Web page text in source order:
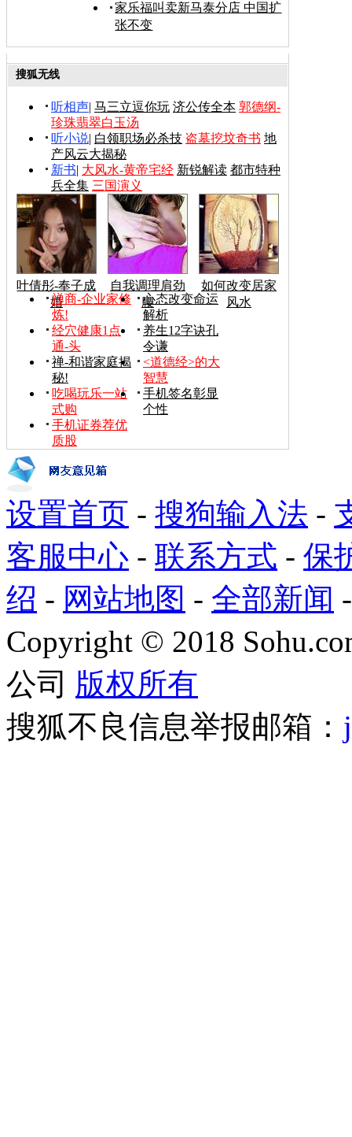
家乐福叫卖新马泰分店 中国扩
张不变
搜狐无线
听相声| 马三立逗你玩 济公传全本 郭德纲-
珍珠翡翠白玉汤
听小说| 白领职场必杀技 盗墓挖坟奇书 地
产风云大揭秘
新书| 大风水-黄帝宅经 新锐解读 都市特种
兵全集 三国演义
叶倩彤-奉子成
婚
自我调理肩劲
腰
如何改变居家
风水
禅商-企业家修
炼!
心态改变命运
解析
经穴健康1点
通-头
养生12字诀孔
令谦
禅-和谐家庭揭
秘!
<道德经>的大
智慧
吃喝玩乐一站
式购
手机签名彰显
个性
手机证券荐优
质股
设置首页 - 搜狗输入法 -
客服中心 - 联系方式 - 保
绍 - 网站地图 - 全部新闻
Copyright © 2018
公司 版权所有
搜狐不良信息举报邮箱：